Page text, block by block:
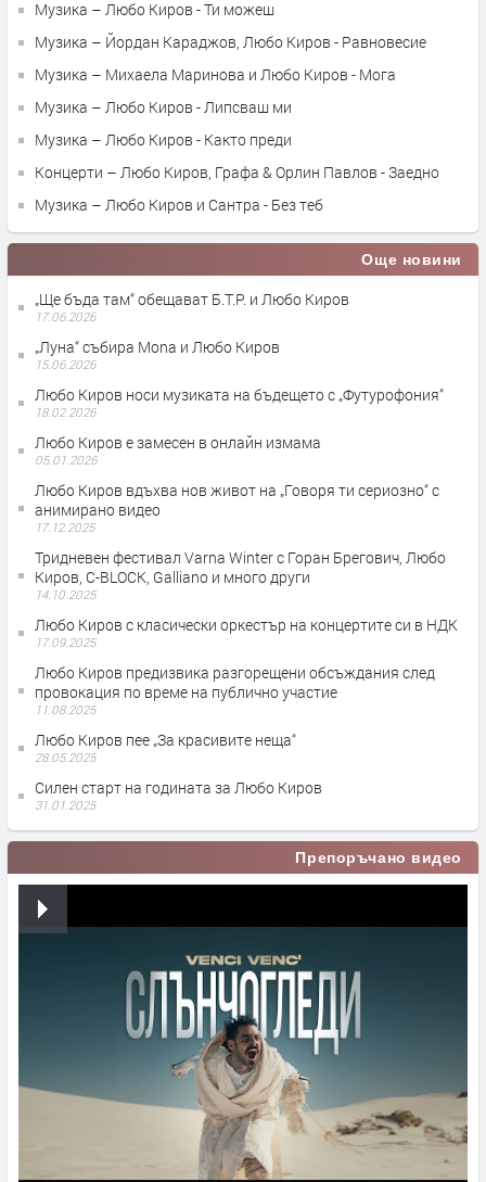
Музика – Любо Киров - Ти можеш
Музика – Йордан Караджов, Любо Киров - Равновесие
Музика – Михаела Маринова и Любо Киров - Мога
Музика – Любо Киров - Липсваш ми
Музика – Любо Киров - Както преди
Концерти – Любо Киров, Графа & Орлин Павлов - Заедно
Музика – Любо Киров и Сантра - Без теб
Още новини
„Ще бъда там“ обещават Б.Т.Р. и Любо Киров
17.06.2026
„Луна“ събира Mona и Любо Киров
15.06.2026
Любо Киров носи музиката на бъдещето с „Футурофония“
18.02.2026
Любо Киров е замесен в онлайн измама
05.01.2026
Любо Киров вдъхва нов живот на „Говоря ти сериозно“ с
анимирано видео
17.12.2025
Тридневен фестивал Varna Winter с Горан Брегович, Любо
Киров, C-BLOCK, Galliano и много други
14.10.2025
Любо Киров с класически оркестър на концертите си в НДК
17.09.2025
Любо Киров предизвика разгорещени обсъждания след
провокация по време на публично участие
11.08.2025
Любо Киров пее „За красивите неща“
28.05.2025
Силен старт на годината за Любо Киров
31.01.2025
Препоръчано видео